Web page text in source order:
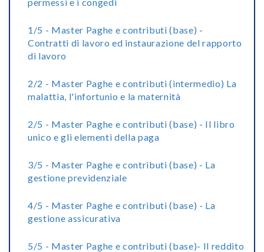
1/5 - Master Paghe e contributi (base) -
Contratti di lavoro ed instaurazione del rapporto
di lavoro
2/2 - Master Paghe e contributi (intermedio) La
malattia, l'infortunio e la maternità
2/5 - Master Paghe e contributi (base) - Il libro
unico e gli elementi della paga
3/5 - Master Paghe e contributi (base) - La
gestione previdenziale
4/5 - Master Paghe e contributi (base) - La
gestione assicurativa
5/5 - Master Paghe e contributi (base)- Il reddito